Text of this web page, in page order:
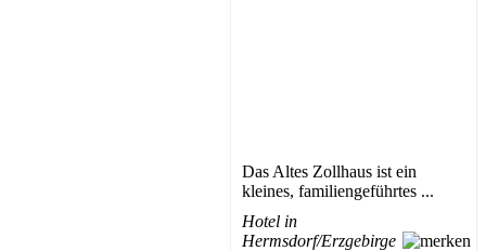
Das Altes Zollhaus ist ein
kleines, familiengeführtes ...
Hotel in
Hermsdorf/Erzgebirge